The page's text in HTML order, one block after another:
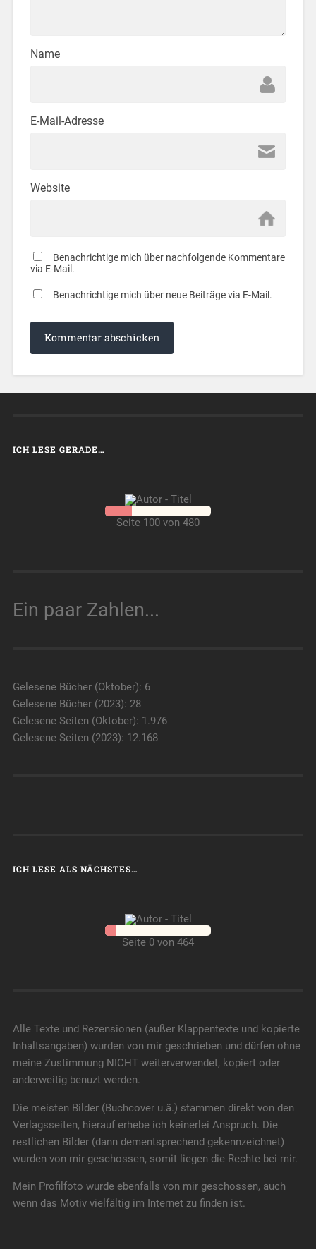
Name
E-Mail-Adresse
Website
Benachrichtige mich über nachfolgende Kommentare
via E-Mail.
Benachrichtige mich über neue Beiträge via E-Mail.
ICH LESE GERADE…
Seite 100 von 480
Ein paar Zahlen...
Gelesene Bücher (Oktober): 6
Gelesene Bücher (2023): 28
Gelesene Seiten (Oktober): 1.976
Gelesene Seiten (2023): 12.168
ICH LESE ALS NÄCHSTES…
Seite 0 von 464
Alle Texte und Rezensionen (außer Klappentexte und kopierte
Inhaltsangaben) wurden von mir geschrieben und dürfen ohne
meine Zustimmung NICHT weiterverwendet, kopiert oder
anderweitig benuzt werden.
Die meisten Bilder (Buchcover u.ä.) stammen direkt von den
Verlagsseiten, hierauf erhebe ich keinerlei Anspruch. Die
restlichen Bilder (dann dementsprechend gekennzeichnet)
wurden von mir geschossen, somit liegen die Rechte bei mir.
Mein Profilfoto wurde ebenfalls von mir geschossen, auch
wenn das Motiv vielfältig im Internet zu finden ist.